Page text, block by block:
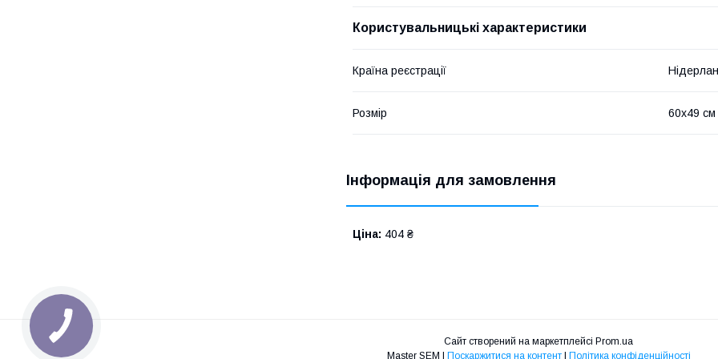
Користувальницькі характеристики
Країна реєстрації
Розмір 60х49 см
Інформація для замовлення
Ціна: 404 ₴
Сайт створений на маркетплейсі Prom.ua
Поскаржитися на контент Політика конфіденційності